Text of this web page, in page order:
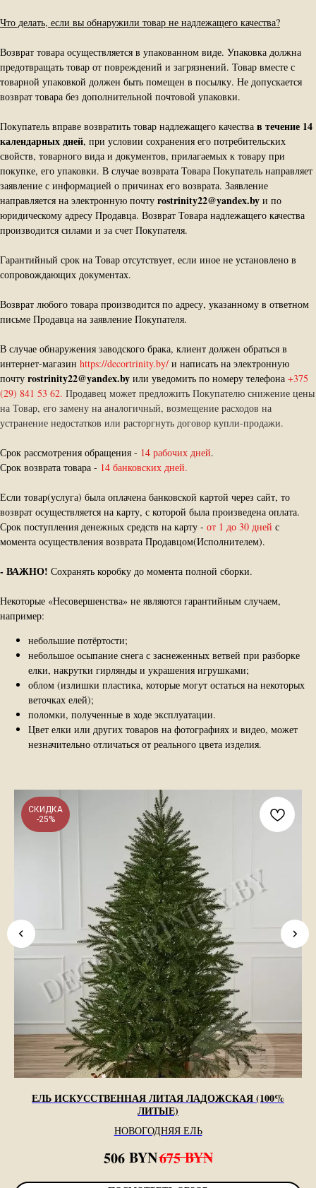
Что делать, если вы обнаружили товар не надлежащего качества?
Возврат товара осуществляется в упакованном виде. Упаковка должна
предотвращать товар от повреждений и загрязнений. Товар вместе с
товарной упаковкой должен быть помещен в посылку. Не допускается
возврат товара без дополнительной почтовой упаковки.
Покупатель вправе возвратить товар надлежащего качества в течение 14
календарных дней, при условии сохранения его потребительских
свойств, товарного вида и документов, прилагаемых к товару при
покупке, его упаковки. В случае возврата Товара Покупатель направляет
заявление с информацией о причинах его возврата. Заявление
направляется на электронную почту rostrinity22@yandex.by и по
юридическому адресу Продавца. Возврат Товара надлежащего качества
производится силами и за счет Покупателя.
Гарантийный срок на Товар отсутствует, если иное не установлено в
сопровождающих документах.
Возврат любого товара производится по адресу, указанному в ответном
письме Продавца на заявление Покупателя.
В случае обнаружения заводского брака, клиент должен обраться в
интернет-магазин https://decortrinity.by/ и написать на электронную
почту rostrinity22@yandex.by или уведомить по номеру телефона +375
(29) 841 53 62. Продавец может предложить Покупателю снижение цены
на Товар, его замену на аналогичный, возмещение расходов на
устранение недостатков или расторгнуть договор купли-продажи.
Срок рассмотрения обращения - 14 рабочих дней.
Срок возврата товара - 14 банковских дней.
Если товар(услуга) была оплачена банковской картой через сайт, то
возврат осуществляется на карту, с которой была произведена оплата.
Срок поступления денежных средств на карту - от 1 до 30 дней с
момента осуществления возврата Продавцом(Исполнителем).
- ВАЖНО! Сохранять коробку до момента полной сборки.
Некоторые «Несовершенства» не являются гарантийным случаем,
например:
небольшие потёртости;
небольшое осыпание снега с заснеженных ветвей при разборке
елки, накрутки гирлянды и украшения игрушками;
облом (излишки пластика, которые могут остаться на некоторых
веточках елей);
поломки, полученные в ходе эксплуатации.
Цвет елки или других товаров на фотографиях и видео, может
незначительно отличаться от реального цвета изделия.
СКИДКА
-25%
ЕЛЬ ИСКУССТВЕННАЯ ЛИТАЯ ЛАДОЖСКАЯ (100%
ЛИТЫЕ)
НОВОГОДНЯЯ ЕЛЬ
506 BYN675 BYN